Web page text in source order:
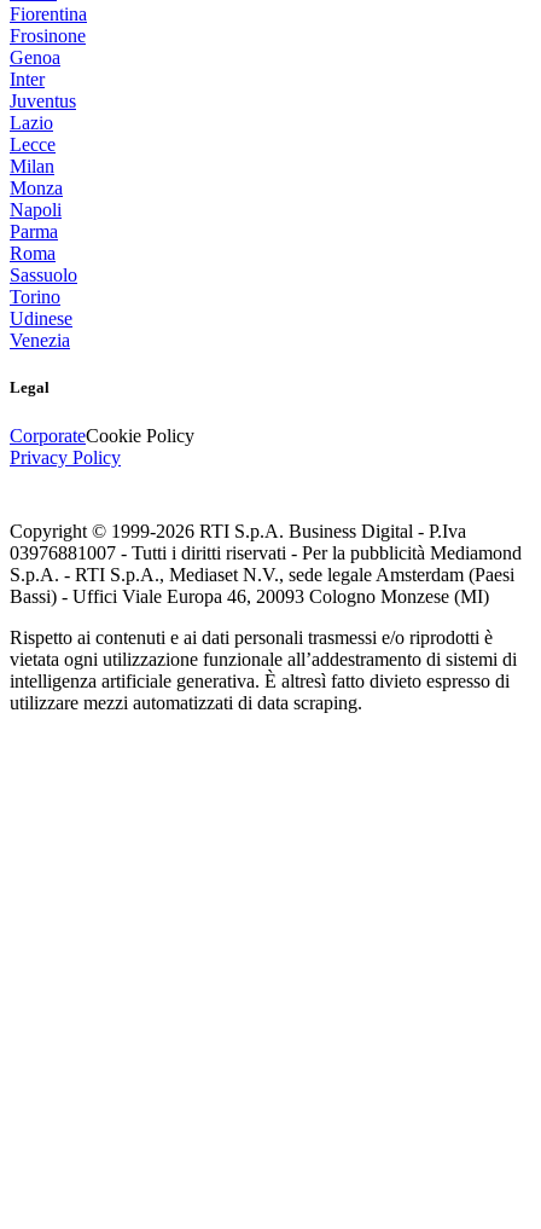
Fiorentina
Frosinone
Genoa
Inter
Juventus
Lazio
Lecce
Milan
Monza
Napoli
Parma
Roma
Sassuolo
Torino
Udinese
Venezia
Legal
CorporateCookie Policy
Privacy Policy
Copyright © 1999-2026 RTI S.p.A. Business Digital - P.Iva
03976881007 - Tutti i diritti riservati - Per la pubblicità Mediamond
S.p.A. - RTI S.p.A., Mediaset N.V., sede legale Amsterdam (Paesi
Bassi) - Uffici Viale Europa 46, 20093 Cologno Monzese (MI)
Rispetto ai contenuti e ai dati personali trasmessi e/o riprodotti è
vietata ogni utilizzazione funzionale all’addestramento di sistemi di
intelligenza artificiale generativa. È altresì fatto divieto espresso di
utilizzare mezzi automatizzati di data scraping.